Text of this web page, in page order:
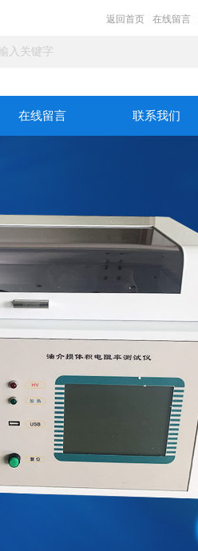
返回首页 在线留言
在线留言 联系我们